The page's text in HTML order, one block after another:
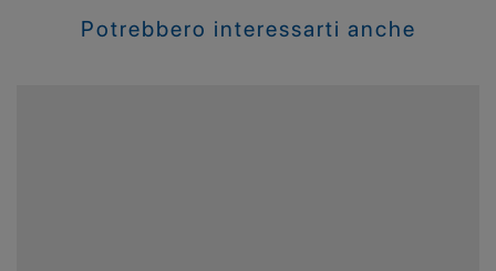
Potrebbero interessarti anche